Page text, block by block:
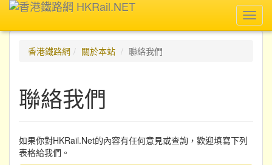
香港鐵路網
關於本站 聯絡我們
聯絡我們
如果你對HKRail.Net的內容有任何意見或查詢，歡迎填寫下列
表格給我們。